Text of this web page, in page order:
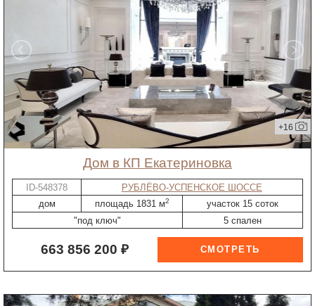
+16
дом в КП Екатериновка
ID-548378
РУБЛЁВО-УСПЕНСКОЕ ШОССЕ
дом
площадь 1831 м2
участок 15 соток
"под ключ"
5 спален
663 856 200 ₽